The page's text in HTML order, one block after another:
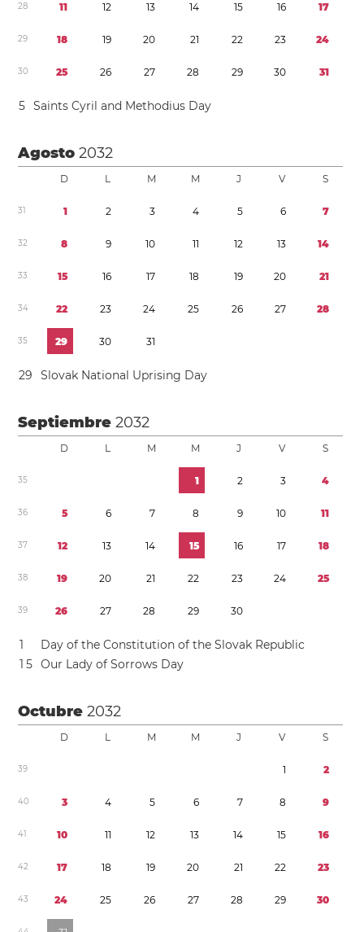
28 11 12 13 14 15 16 17
29 18 19 20 21 22 23 24
30 25 26 27 28 29 30 31
5 Saints Cyril and Methodius Day
Agosto2032
D L M M J V S
31 1 2 3 4 5 6 7
32 8 9 10 11 12 13 14
33 15 16 17 18 19 20 21
34 22 23 24 25 26 27 28
35 29 30 31
29 Slovak National Uprising Day
Septiembre2032
D L M M J V S
35 1 2 3 4
36 5 6 7 8 9 10 11
37 12 13 14 15 16 17 18
38 19 20 21 22 23 24 25
39 26 27 28 29 30
1
Day of the Constitution of the Slovak Republic
1 5 Our Lady of Sorrows Day
Octubre2032
D L M M J V S
39 1 2
40 3 4 5 6 7 8 9
41 10 11 12 13 14 15 16
42 17 18 19 20 21 22 23
43 24 25 26 27 28 29 30